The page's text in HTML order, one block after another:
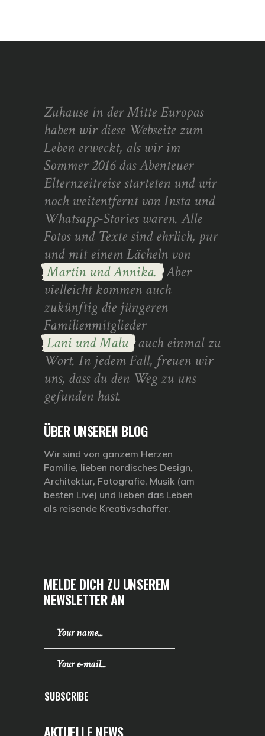
Zuhause in der Mitte Europas
haben wir diese Webseite zum
Leben erweckt, als wir im
Sommer 2016 das Abenteuer
Elternzeitreise starteten und wir
noch weitentfernt von Insta und
Whatsapp-Stories waren. Alle
Fotos und Texte sind ehrlich, pur
und mit einem Lächeln von
Martin und Annika. Aber
vielleicht kommen auch
zukünftig die jüngeren
Familienmitglieder
Lani und Malu auch einmal zu
Wort. In jedem Fall, freuen wir
uns, dass du den Weg zu uns
gefunden hast.
ÜBER UNSEREN BLOG
Wir sind von ganzem Herzen
Familie, lieben nordisches Design,
Architektur, Fotografie, Musik (am
besten Live) und lieben das Leben
als reisende Kreativschaffer.
MELDE DICH ZU UNSEREM
NEWSLETTER AN
SUBSCRIBE
AKTUELLE NEWS